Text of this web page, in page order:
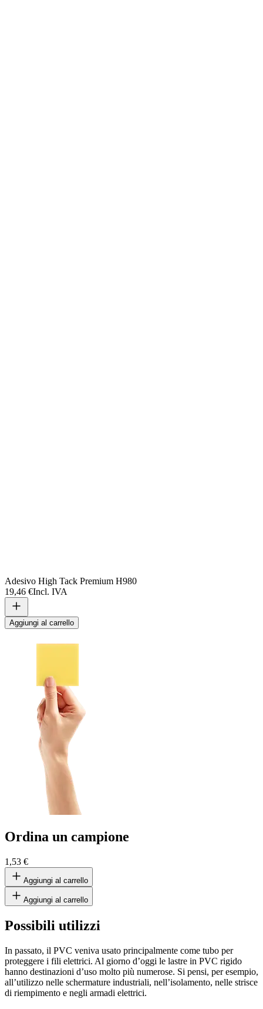
Adesivo High Tack Premium H980
19,46 €Incl. IVA
Aggiungi al carrello
Ordina un campione
1,53 €
Aggiungi al carrello
Aggiungi al carrello
Possibili utilizzi
In passato, il PVC veniva usato principalmente come tubo per
proteggere i fili elettrici. Al giorno d’oggi le lastre in PVC rigido
hanno destinazioni d’uso molto più numerose. Si pensi, per esempio,
all’utilizzo nelle schermature industriali, nell’isolamento, nelle strisce
di riempimento e negli armadi elettrici.